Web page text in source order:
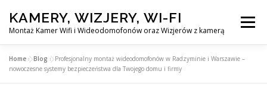
content
KAMERY, WIZJERY, WI-FI
Montaż Kamer Wifi i Wideodomofonów oraz Wizjerów z kamerą
Menu
GŁÓWNA MONTAŻ KAMER WIFI W WARSZAWA
Home »Blog »Profesjonalny montaż wideodomofonów w Radzyminie i Warszawie –
nowoczesne systemy bezpieczeństwa dla Twojego domu i firmy